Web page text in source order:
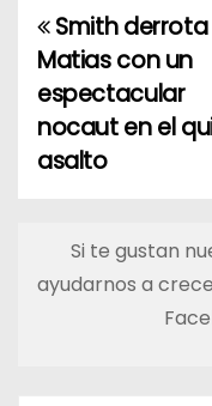
N
a
v
a
Smith
Matias con un
espectacular
nocaut en el
asalto
Si te gustan
ayudarnos a